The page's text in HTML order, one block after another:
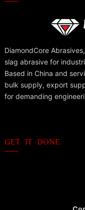
DiamondCore
slag abrasive for
Based in China and
bulk supply, export
for demanding
GET IT DONE